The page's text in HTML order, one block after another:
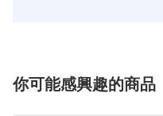
你可能感興趣的商品